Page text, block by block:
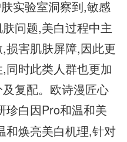
实验室洞察到,敏感
问题,美白过程中主
损害肌肤屏障,因此更
同时此类人群也更加
复配。欧诗漫匠心
珍白因Pro和温和美
和焕亮美白机理,针对